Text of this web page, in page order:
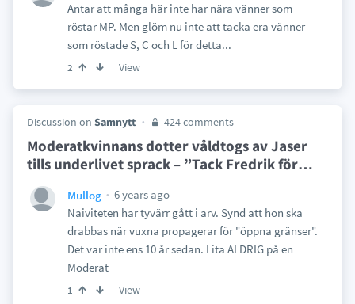
Antar att många här inte har nära vänner som
röstar MP. Men glöm nu inte att tacka era vänner
som röstade S, C och L för detta...
2 View
Discussion on Samnytt 424 comments
Moderatkvinnans dotter våldtogs av Jaser
tills underlivet sprack – ”Tack Fredrik för…
Mullog
6 years ago
Naiviteten har tyvärr gått i arv. Synd att hon ska
drabbas när vuxna propagerar för "öppna gränser".
Det var inte ens 10 år sedan. Lita ALDRIG på en
Moderat
1 View